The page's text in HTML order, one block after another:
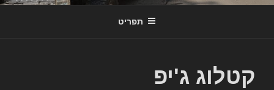
תפריט
קטלוג ג'יפ